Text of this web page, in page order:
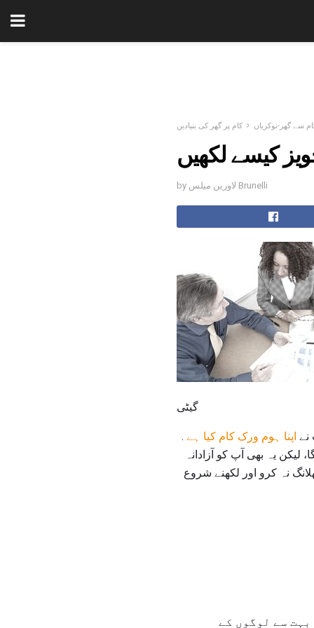
سے گھر-نوکریاں کام پر گھر کی بنیادیں
کیسے لکھیں
by لاورین میلس Brunelli
گیٹی
نے اپنا ہوم ورک کام کیا ہے .
یہ بھی آپ کو آزادانہ
نہ کرو اور لکھنے شروع
سے لوگوں کے